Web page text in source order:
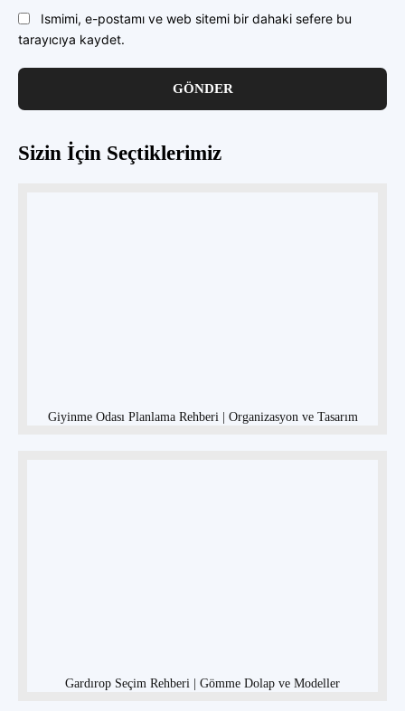
Ismimi, e-postamı ve web sitemi bir dahaki sefere bu
tarayıcıya kaydet.
Sizin İçin Seçtiklerimiz
Giyinme Odası Planlama Rehberi | Organizasyon ve Tasarım
Gardırop Seçim Rehberi | Gömme Dolap ve Modeller